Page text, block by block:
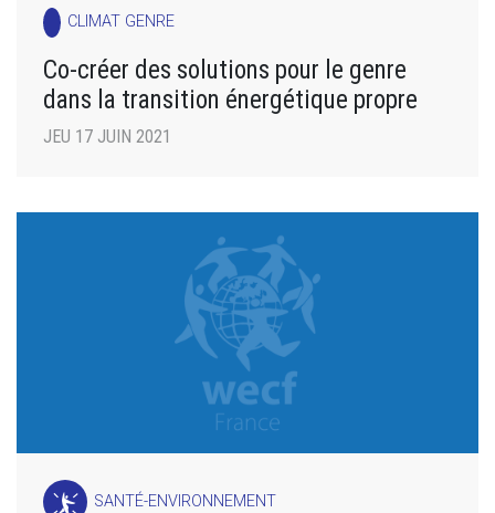
CLIMAT GENRE
Co-créer des solutions pour le genre
dans la transition énergétique propre
JEU 17 JUIN 2021
SANTÉ-ENVIRONNEMENT